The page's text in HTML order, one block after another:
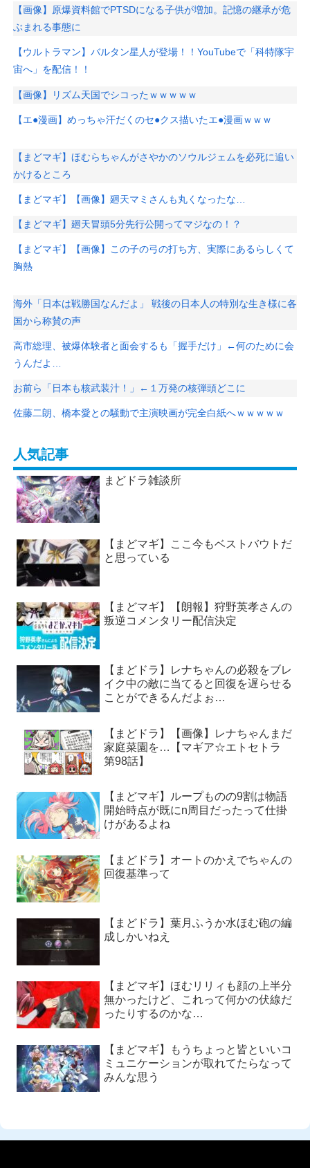
【画像】原爆資料館でPTSDになる子供が増加。記憶の継承が危
ぶまれる事態に
【ウルトラマン】バルタン星人が登場！！YouTubeで「科特隊宇
宙へ」を配信！！
【画像】リズム天国でシコったｗｗｗｗｗ
【エ●漫画】めっちゃ汗だくのセ●クス描いたエ●漫画ｗｗｗ
【まどマギ】ほむらちゃんがさやかのソウルジェムを必死に追い
かけるところ
【まどマギ】【画像】廻天マミさんも丸くなったな…
【まどマギ】廻天冒頭5分先行公開ってマジなの！？
【まどマギ】【画像】この子の弓の打ち方、実際にあるらしくて
胸熱
海外「日本は戦勝国なんだよ」 戦後の日本人の特別な生き様に各
国から称賛の声
高市総理、被爆体験者と面会するも「握手だけ」←何のために会
うんだよ…
お前ら「日本も核武装汁！」←１万発の核弾頭どこに
佐藤二朗、橋本愛との騒動で主演映画が完全白紙へｗｗｗｗｗ
人気記事
まどドラ雑談所
【まどマギ】ここ今もベストバウトだ
と思っている
【まどマギ】【朗報】狩野英孝さんの
叛逆コメンタリー配信決定
【まどドラ】レナちゃんの必殺をブレ
イク中の敵に当てると回復を遅らせる
ことができるんだよぉ…
【まどドラ】【画像】レナちゃんまだ
家庭菜園を…【マギア☆エトセトラ
第98話】
【まどマギ】ループものの9割は物語
開始時点が既にn周目だったって仕掛
けがあるよね
【まどドラ】オートのかえでちゃんの
回復基準って
【まどドラ】葉月ふうか水ほむ砲の編
成しかいねえ
【まどマギ】ほむリリィも顔の上半分
無かったけど、これって何かの伏線だ
ったりするのかな…
【まどマギ】もうちょっと皆といいコ
ミュニケーションが取れてたらなって
みんな思う